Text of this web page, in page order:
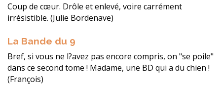
Coup de cœur. Drôle et enlevé, voire carrément
irrésistible. (Julie Bordenave)
La Bande du 9
Bref, si vous ne l?avez pas encore compris, on "se poile"
dans ce second tome ! Madame, une BD qui a du chien !
(François)